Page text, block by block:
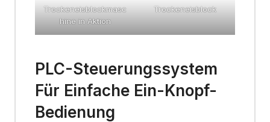
Trockeneisblockmasc
hine in Aktion
Trockeneisblock
PLC-Steuerungssystem
Für Einfache Ein-Knopf-
Bedienung